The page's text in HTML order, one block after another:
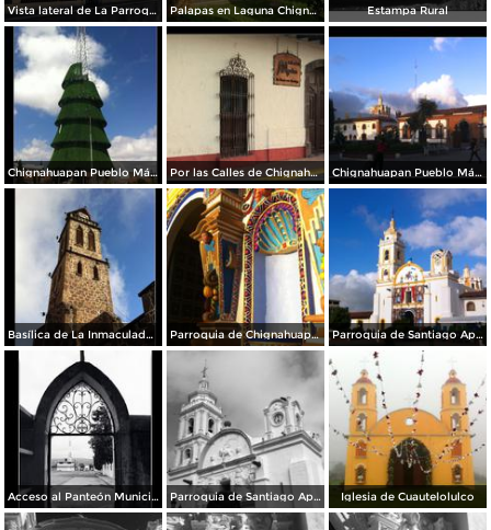
Vista lateral de La Parroquia Palapas en Laguna Chignahuapan Estampa Rural
Chignahuapan Pueblo Mágico Por las Calles de Chignahuapan Chignahuapan Pueblo Mágico
Basílica de La Inmaculada Concepción. Parroquia de Chignahuapan. Parroquia de Santiago Apóstol
Acceso al Panteón Municipal Parroquia de Santiago Apóstol. Zócalo de la ciudad. Iglesia de Cuautelolulco